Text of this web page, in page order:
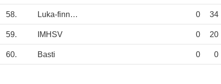
58. Luka-finnZiese 0 34
59. IMHSV 0 20
60. Basti 0 0